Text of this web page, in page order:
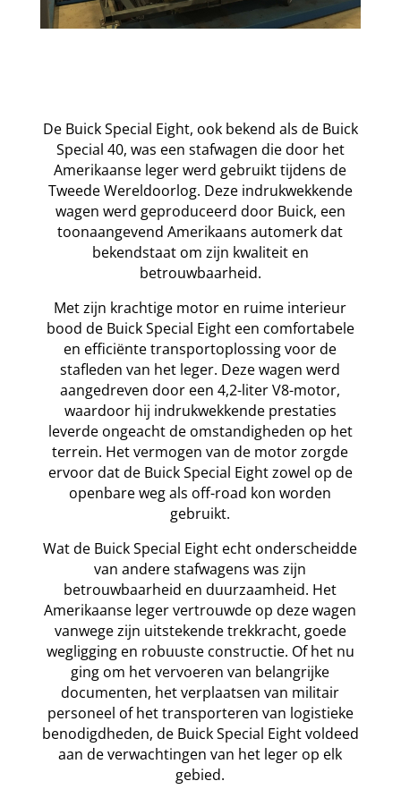
De Buick Special Eight, ook bekend als de Buick
Special 40, was een stafwagen die door het
Amerikaanse leger werd gebruikt tijdens de
Tweede Wereldoorlog. Deze indrukwekkende
wagen werd geproduceerd door Buick, een
toonaangevend Amerikaans automerk dat
bekendstaat om zijn kwaliteit en
betrouwbaarheid.
Met zijn krachtige motor en ruime interieur
bood de Buick Special Eight een comfortabele
en efficiënte transportoplossing voor de
stafleden van het leger. Deze wagen werd
aangedreven door een 4,2-liter V8-motor,
waardoor hij indrukwekkende prestaties
leverde ongeacht de omstandigheden op het
terrein. Het vermogen van de motor zorgde
ervoor dat de Buick Special Eight zowel op de
openbare weg als off-road kon worden
gebruikt.
Wat de Buick Special Eight echt onderscheidde
van andere stafwagens was zijn
betrouwbaarheid en duurzaamheid. Het
Amerikaanse leger vertrouwde op deze wagen
vanwege zijn uitstekende trekkracht, goede
wegligging en robuuste constructie. Of het nu
ging om het vervoeren van belangrijke
documenten, het verplaatsen van militair
personeel of het transporteren van logistieke
benodigdheden, de Buick Special Eight voldeed
aan de verwachtingen van het leger op elk
gebied.